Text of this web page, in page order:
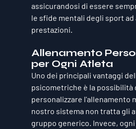
assicurandosi di essere
le sfide mentali degli sport ad
prestazioni.
Allenamento
per Ogni Atleta
Uno dei principali vantaggi
psicometriche è la possibilità
personalizzare l'allenamento
nostro sistema non tratta gli
gruppo generico. Invece,